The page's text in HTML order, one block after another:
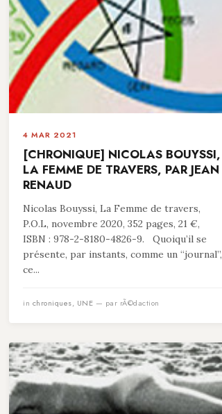
4 MAR 2021
[CHRONIQUE] NICOLAS BOUYSSI,
LA FEMME DE TRAVERS, PAR JEAN
RENAUD
Nicolas Bouyssi, La Femme de travers,
P.O.L, novembre 2020, 352 pages, 21 €,
ISBN : 978-2-8180-4826-9. Quoiqu’il se
présente, par instants, comme un “journal”,
ce...
in chroniques, UNE — par rÃ©daction